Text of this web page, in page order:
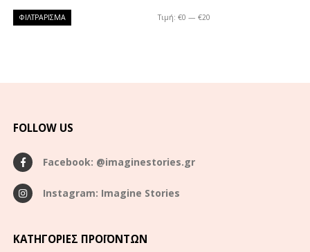
ΦΙΛΤΡΆΡΙΣΜΑ Τιμή: €0 — €20
FOLLOW US
Facebook: @imaginestories.gr
Instagram: Imagine Stories
ΚΑΤΗΓΟΡΊΕΣ ΠΡΟΪΌΝΤΩΝ